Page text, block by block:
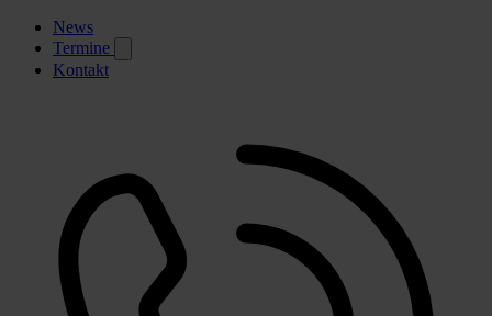
News
Termine
Kontakt